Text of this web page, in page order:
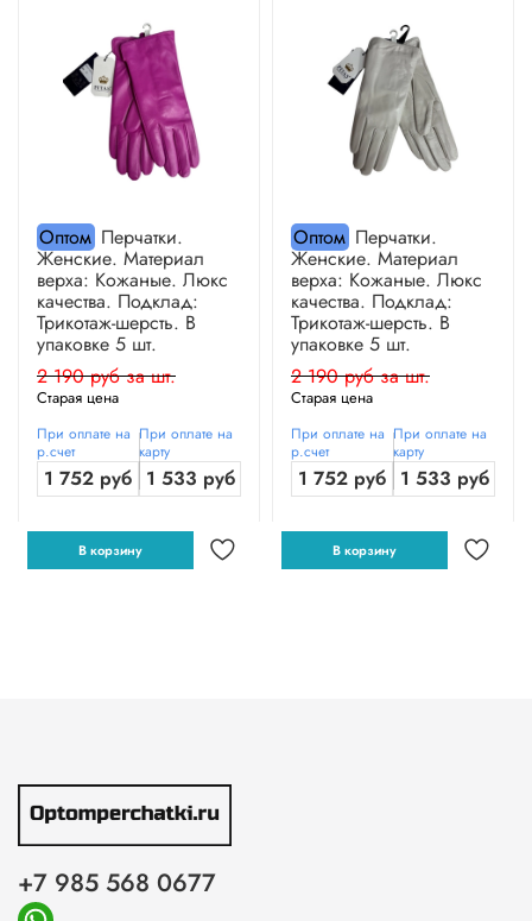
ОптомПерчатки.
Женские. Материал
верха: Кожаные. Люкс
качества. Подклад:
Трикотаж-шерсть. В
упаковке 5 шт.
2 190 руб за шт.
Старая цена
При оплате на
р.счет
1 752 руб
При оплате на
карту
1 533 руб
В корзину
ОптомПерчатки.
Женские. Материал
верха: Кожаные. Люкс
качества. Подклад:
Трикотаж-шерсть. В
упаковке 5 шт.
2 190 руб за шт.
Старая цена
При оплате на
р.счет
1 752 руб
При оплате на
карту
1 533 руб
В корзину
+7 985 568 0677